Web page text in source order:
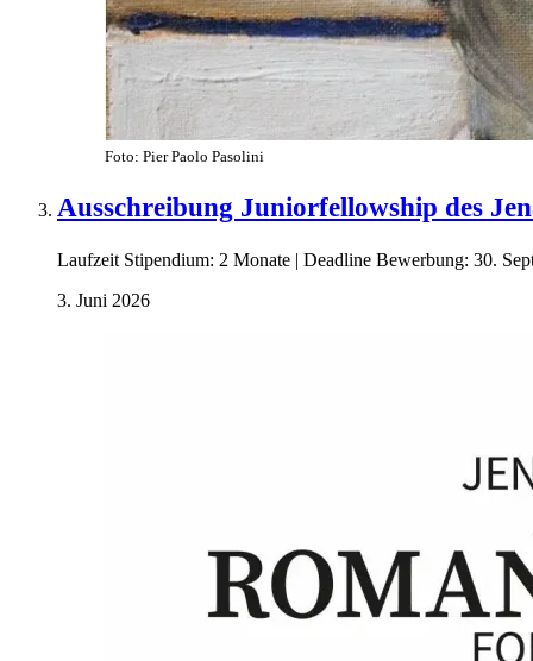
Foto: Pier Paolo Pasolini
Ausschreibung Juniorfellowship des
Laufzeit Stipendium: 2 Monate | Deadline Bewerbung: 30.
3. Juni 2026